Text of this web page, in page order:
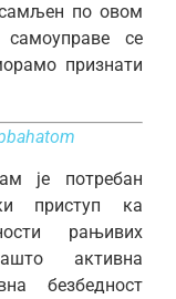
по овом
се
признати
је потребан
приступ ка
рањивих
активна
безбедност